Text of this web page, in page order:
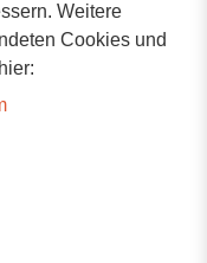
34
Weitere
Cookies und